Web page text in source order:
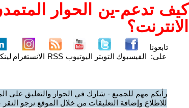
كيف تدعم-ين الحوار
الانترنت؟
تابعونا
على: الفيسبوك التويتر اليوتيوب RSS الانستغرام
رأيكم مهم للجميع - شارك في الحوار والتعليق على
للاطلاع وإضافة التعليقات من خلال الموقع نرجو